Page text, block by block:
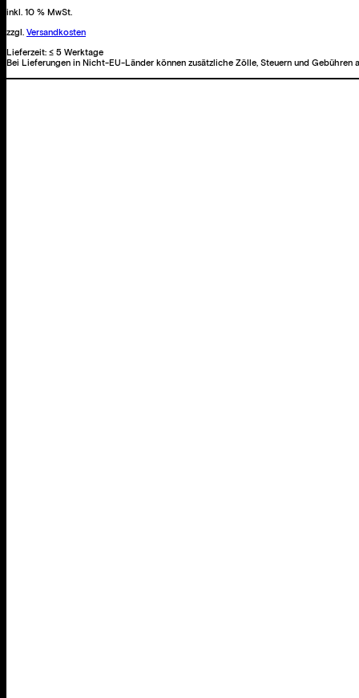
inkl. 10 % MwSt.
zzgl. Versandkosten
Lieferzeit: ≤ 5 Werktage
Bei Lieferungen in Nicht-EU-Länder können zusätzliche Zölle, Steuern und Gebühren